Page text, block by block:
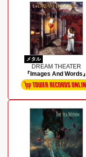
メタル
DREAM THEATER
『Images And Words』